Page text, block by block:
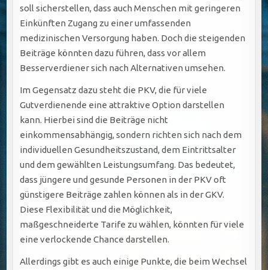
soll sicherstellen, dass auch Menschen mit geringeren
Einkünften Zugang zu einer umfassenden
medizinischen Versorgung haben. Doch die steigenden
Beiträge könnten dazu führen, dass vor allem
Besserverdiener sich nach Alternativen umsehen.
Im Gegensatz dazu steht die PKV, die für viele
Gutverdienende eine attraktive Option darstellen
kann. Hierbei sind die Beiträge nicht
einkommensabhängig, sondern richten sich nach dem
individuellen Gesundheitszustand, dem Eintrittsalter
und dem gewählten Leistungsumfang. Das bedeutet,
dass jüngere und gesunde Personen in der PKV oft
günstigere Beiträge zahlen können als in der GKV.
Diese Flexibilität und die Möglichkeit,
maßgeschneiderte Tarife zu wählen, könnten für viele
eine verlockende Chance darstellen.
Allerdings gibt es auch einige Punkte, die beim Wechsel